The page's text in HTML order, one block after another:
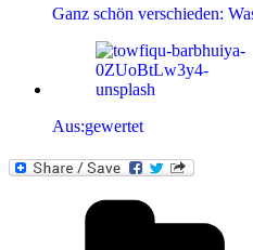
Ganz schön verschieden:
Aus:gewertet